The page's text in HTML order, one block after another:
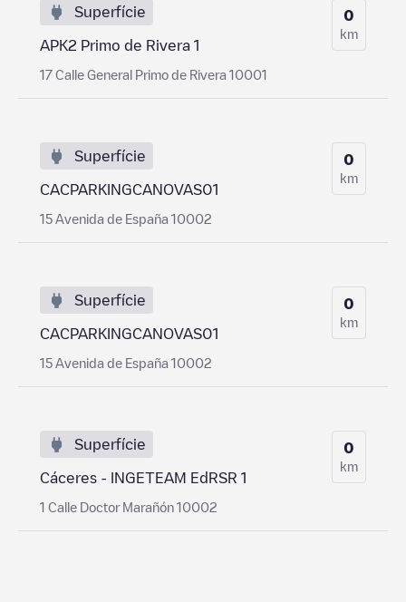
Superfície
APK2 Primo de Rivera 1
17 Calle General Primo de Rivera 10001
0
km
Superfície
CACPARKINGCANOVAS01
15 Avenida de España 10002
0
km
Superfície
CACPARKINGCANOVAS01
15 Avenida de España 10002
0
km
Superfície
Cáceres - INGETEAM EdRSR 1
1 Calle Doctor Marañón 10002
0
km